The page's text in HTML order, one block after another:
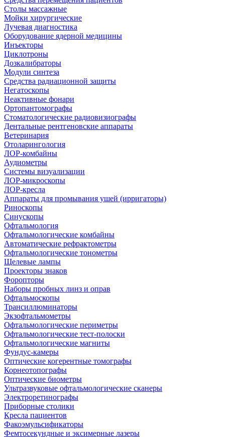
Столы массажные
Мойки хирургические
Лучевая диагностика
Оборудование ядерной медицины
Инъекторы
Циклотроны
Дозкалибраторы
Модули синтеза
Средства радиационной защиты
Негатоскопы
Неактивные фонари
Ортопантомографы
Стоматологические радиовизиографы
Дентальные рентгеновские аппараты
Ветеринария
Отоларингология
ЛОР-комбайны
Аудиометры
Системы визуализации
ЛОР-микроскопы
ЛОР-кресла
Аппараты для промывания ушей (ирригаторы)
Риноскопы
Синускопы
Офтальмология
Офтальмологические комбайны
Автоматические рефрактометры
Офтальмологические тонометры
Щелевые лампы
Проекторы знаков
Форопторы
Наборы пробных линз и оправ
Офтальмоскопы
Трансиллюминаторы
Экзофтальмометры
Офтальмологические периметры
Офтальмологические тест-полоски
Офтальмологические магниты
Фундус-камеры
Оптические когерентные томографы
Корнеотопографы
Оптические биометры
Ультразвуковые офтальмологические сканеры
Электроретинографы
Приборные столики
Кресла пациентов
Факоэмульсификаторы
Фемтосекундные и эксимерные лазеры